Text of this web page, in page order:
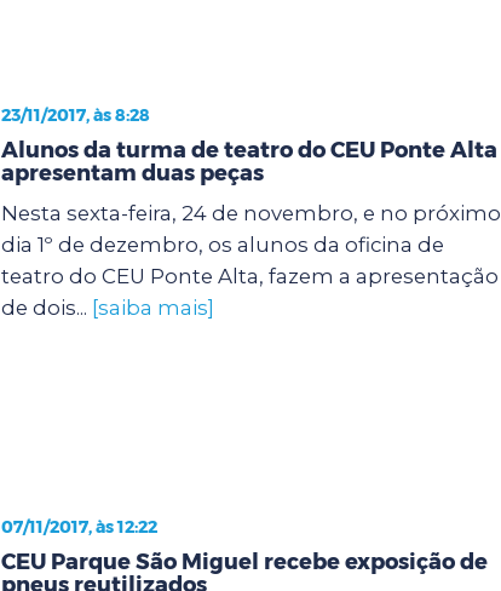
23/11/2017, às 8:28
Alunos da turma de teatro do CEU Ponte Alta
apresentam duas peças
Nesta sexta-feira, 24 de novembro, e no próximo
dia 1º de dezembro, os alunos da oficina de
teatro do CEU Ponte Alta, fazem a apresentação
de dois... [saiba mais]
07/11/2017, às 12:22
CEU Parque São Miguel recebe exposição de
pneus reutilizados